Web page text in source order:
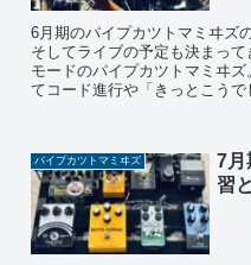
6月期のパイプカツトマミヰズ
そしてライブの予定も決まっ
モードのパイプカツトマミヰ
てコード進行や「きっとこう
パイプカツトマミヰズ
7月
習